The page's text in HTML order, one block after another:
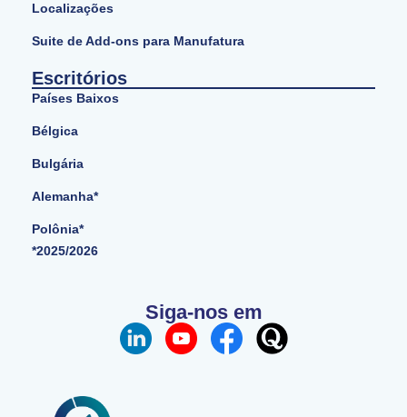
Localizações
Suite de Add-ons para Manufatura
Escritórios
Países Baixos
Bélgica
Bulgária
Alemanha*
Polônia*
*2025/2026
Siga-nos em